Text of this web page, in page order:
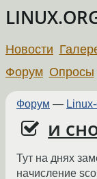
Новости
Форум Опросы
Форум —
и
Тут на днях
начисление